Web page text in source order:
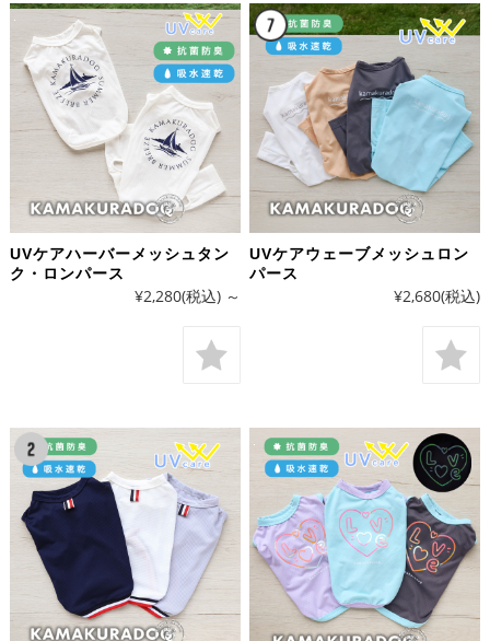
UVケアハーバーメッシュタン
ク・ロンパース
¥2,280(税込) ～
UVケアウェーブメッシュロン
パース
¥2,680(税込)